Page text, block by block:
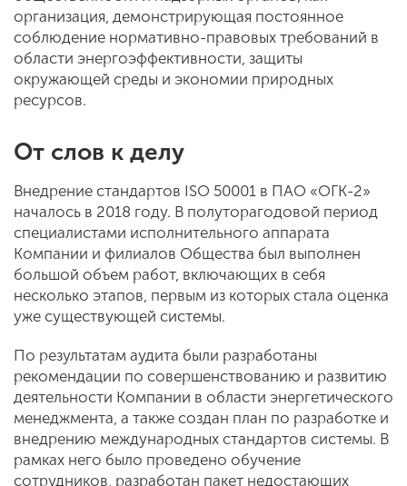
организация, демонстрирующая постоянное
соблюдение нормативно-правовых требований в
области энергоэффективности, защиты
окружающей среды и экономии природных
ресурсов.
От слов к делу
Внедрение стандартов ISO 50001 в ПАО «ОГК-2»
началось в 2018 году. В полуторагодовой период
специалистами исполнительного аппарата
Компании и филиалов Общества был выполнен
большой объем работ, включающих в себя
несколько этапов, первым из которых стала оценка
уже существующей системы.
По результатам аудита были разработаны
рекомендации по совершенствованию и развитию
деятельности Компании в области энергетического
менеджмента, а также создан план по разработке и
внедрению международных стандартов системы. В
рамках него было проведено обучение
сотрудников, разработан пакет недостающих